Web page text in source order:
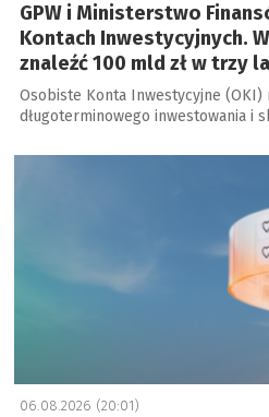
GPW i Ministerstwo
Kontach Inwestycyjnych.
znaleźć 100 mld zł w trzy
Osobiste Konta Inwestycyjne (OKI)
długoterminowego inwestowania i
a
06.08.2026 (20:01)